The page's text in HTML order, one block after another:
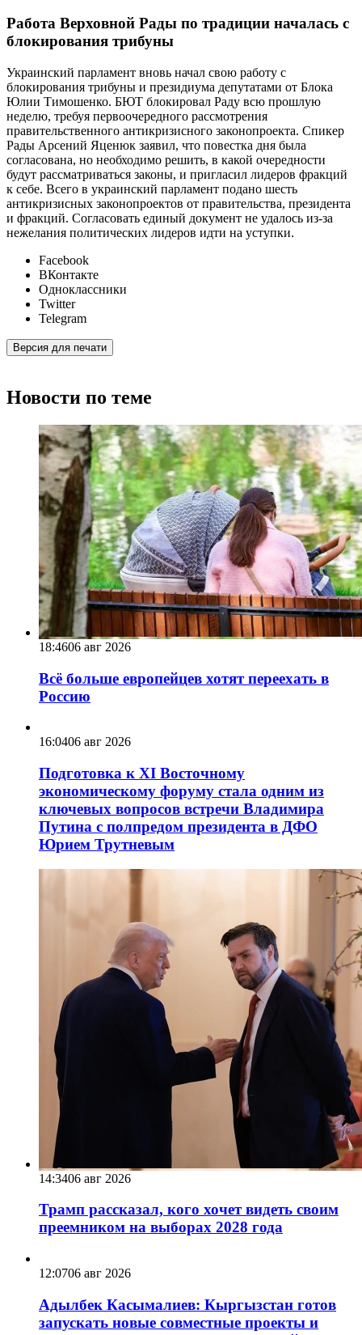
Работа Верховной Рады по традиции началась с
блокирования трибуны
Украинский парламент вновь начал свою работу с
блокирования трибуны и президиума депутатами от Блока
Юлии Тимошенко. БЮТ блокировал Раду всю прошлую
неделю, требуя первоочередного рассмотрения
правительственного антикризисного законопроекта. Спикер
Рады Арсений Яценюк заявил, что повестка дня была
согласована, но необходимо решить, в какой очередности
будут рассматриваться законы, и пригласил лидеров фракций
к себе. Всего в украинский парламент подано шесть
антикризисных законопроектов от правительства, президента
и фракций. Согласовать единый документ не удалось из-за
нежелания политических лидеров идти на уступки.
Facebook
ВКонтакте
Одноклассники
Twitter
Telegram
Версия для печати
Новости по теме
18:4606 авг 2026
Всё больше европейцев хотят переехать в
Россию
16:0406 авг 2026
Подготовка к XI Восточному
экономическому форуму стала одним из
ключевых вопросов встречи Владимира
Путина с полпредом президента в ДФО
Юрием Трутневым
14:3406 авг 2026
Трамп рассказал, кого хочет видеть своим
преемником на выборах 2028 года
12:0706 авг 2026
Адылбек Касымалиев: Кыргызстан готов
запускать новые совместные проекты и